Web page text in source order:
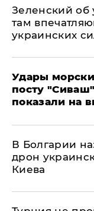
Зеленский об
там
украинских
Удары
посту
показали на
В Болгарии
дрон
Киева